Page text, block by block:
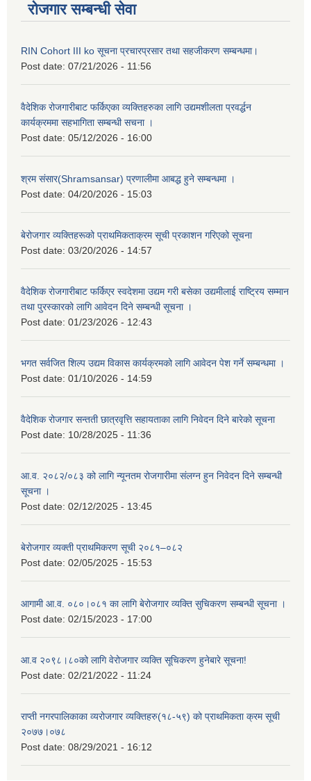
रोजगार सम्बन्धी सेवा
RIN Cohort III ko सूचना प्रचारप्रसार तथा सहजीकरण सम्बन्धमा।
Post date: 07/21/2026 - 11:56
वैदेशिक रोजगारीबाट फर्किएका व्यक्तिहरुका लागि उद्यमशीलता प्रवर्द्धन
कार्यक्रममा सहभागिता सम्बन्धी सचना ।
Post date: 05/12/2026 - 16:00
श्रम संसार(Shramsansar) प्रणालीमा आबद्ध हुने सम्बन्धमा ।
Post date: 04/20/2026 - 15:03
बेरोजगार व्यक्तिहरूको प्राथमिकताक्रम सूची प्रकाशन गरिएको सूचना
Post date: 03/20/2026 - 14:57
वैदेशिक रोजगारीबाट फर्किएर स्वदेशमा उद्यम गरी बसेका उद्यमीलाई राष्ट्रिय सम्मान
तथा पुरस्कारको लागि आवेदन दिने सम्बन्धी सूचना ।
Post date: 01/23/2026 - 12:43
भगत सर्वजित शिल्प उद्यम विकास कार्यक्रमको लागि आवेदन पेश गर्ने सम्बन्धमा ।
Post date: 01/10/2026 - 14:59
वैदेशिक रोजगार सन्तती छात्रवृत्ति सहायताका लागि निवेदन दिने बारेको सूचना
Post date: 10/28/2025 - 11:36
आ.व. २०८२/०८३ को लागि न्यूनतम रोजगारीमा संलग्न हुन निवेदन दिने सम्बन्धी
सूचना ।
Post date: 02/12/2025 - 13:45
बेरोजगार व्यक्ती प्राथमिकरण सूची २०८१–०८२
Post date: 02/05/2025 - 15:53
आगामी आ.व. ०८०।०८१ का लागि बेरोजगार व्यक्ति सुचिकरण सम्बन्धी सूचना ।
Post date: 02/15/2023 - 17:00
आ.व २०९८।८०को लागि वेरोजगार व्यक्ति सूचिकरण हुनेबारे सूचना!
Post date: 02/21/2022 - 11:24
राप्ती नगरपालिकाका व्यरोजगार व्यक्तिहरु(१८-५९) को प्राथमिकता क्रम सूची
२०७७।०७८
Post date: 08/29/2021 - 16:12